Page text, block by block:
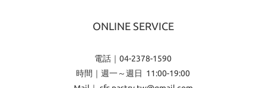
ONLINE SERVICE
電話｜04-2378-1590
時間｜週一～週日 11:00-19:00